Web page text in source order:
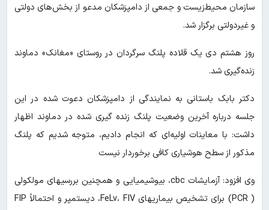
سازمان محیط‌زیست و جمعی از دامپزشکان مدعو از بخش‌های دولتی
و غیردولتی برگزار شد.
روز هشتم دی یک قلاده پلنگ سرگردان در روستای «مغانک» دماوند
زنده‌گیری شد.
دکتر بابک باستانی به نمایندگی از دامپزشکان دعوت شده در این
جلسه درباره آخرین وضعیت پلنگ زنده گیری شده در دماوند اظهار
داشت: با معاینات اولیه‌ای که انجام دادیم، متوجه شدیم که پلنگ
مذکور از سطح هوشیاری کافی برخوردار نیست
وی افزود: آزمایشات cbc، بیوشیمیایی و همچنین بررسیهای مولکولی
( PCR) برای تشخیص بیماریهای FeLv، FIV، دیستمپر و احتمالاً FIP